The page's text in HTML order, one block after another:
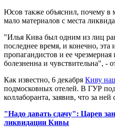
Юсов также объяснил, почему в
мало материалов с места
"Илья Кива был одним из лиц
последнее время, и конечно, эта
пропагандистов и ее
болезненна и чувствительна", -
Как известно, 6 декабря Киву
подмосковных отелей. В ГУР
коллаборанта, заявив, что за
"Надо давать сдачу": Царев
ликвидации Кивы